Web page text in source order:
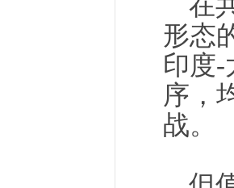
形态
印度-
序，
战。